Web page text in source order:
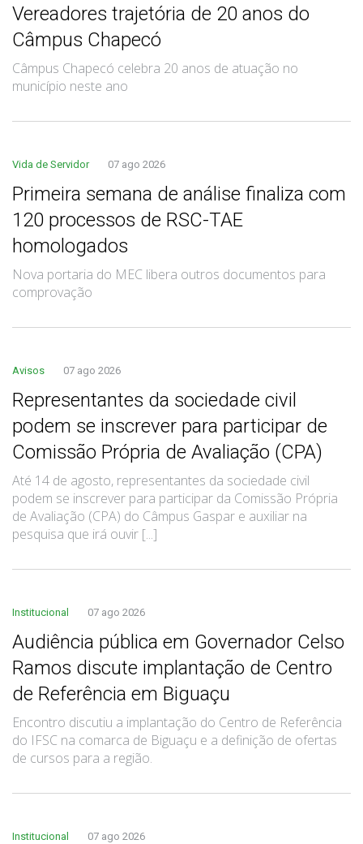
Vereadores trajetória de 20 anos do
Câmpus Chapecó
Câmpus Chapecó celebra 20 anos de atuação no
município neste ano
Vida de Servidor 07 ago 2026
Primeira semana de análise finaliza com
120 processos de RSC-TAE
homologados
Nova portaria do MEC libera outros documentos para
comprovação
Avisos 07 ago 2026
Representantes da sociedade civil
podem se inscrever para participar de
Comissão Própria de Avaliação (CPA)
Até 14 de agosto, representantes da sociedade civil
podem se inscrever para participar da Comissão Própria
de Avaliação (CPA) do Câmpus Gaspar e auxiliar na
pesquisa que irá ouvir [...]
Institucional 07 ago 2026
Audiência pública em Governador Celso
Ramos discute implantação de Centro
de Referência em Biguaçu
Encontro discutiu a implantação do Centro de Referência
do IFSC na comarca de Biguaçu e a definição de ofertas
de cursos para a região.
Institucional 07 ago 2026